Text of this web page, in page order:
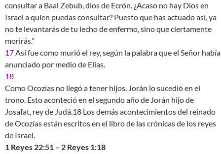
consultar a Baal Zebub, dios de Ecrón. ¿Acaso no hay Dios en
Israel a quien puedas consultar? Puesto que has actuado así, ya
no te levantarás de tu lecho de enfermo, sino que ciertamente
morirás.”
17Así fue como murió el rey, según la palabra que el Señor había
anunciado por medio de Elías.
18
Como Ocozías no llegó a tener hijos, Jorán lo sucedió en el
trono. Esto aconteció en el segundo año de Jorán hijo de
Josafat, rey de Judá.18 Los demás acontecimientos del reinado
de Ocozías están escritos en el libro de las crónicas de los reyes
de Israel.
1 Reyes 22:51 – 2 Reyes 1:18